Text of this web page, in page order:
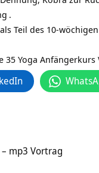
.
Teil des 10-
35 Yoga
mp3 Vortrag